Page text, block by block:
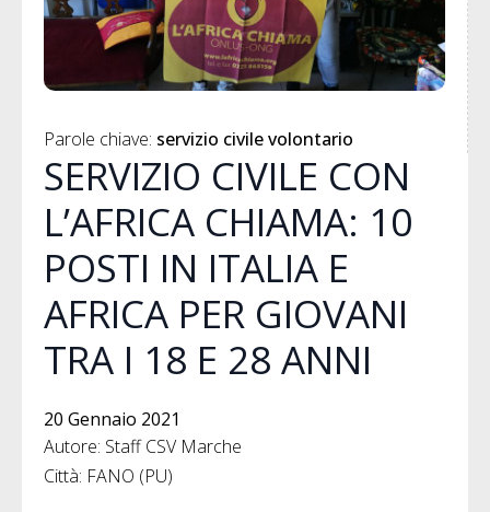
Parole chiave: servizio civile volontario
SERVIZIO CIVILE CON
L’AFRICA CHIAMA: 10
POSTI IN ITALIA E
AFRICA PER GIOVANI
TRA I 18 E 28 ANNI
20 Gennaio 2021
Autore: Staff CSV Marche
Città: FANO (PU)